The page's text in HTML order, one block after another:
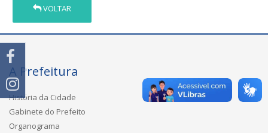
VOLTAR
A Prefeitura
História da Cidade
Gabinete do Prefeito
Organograma